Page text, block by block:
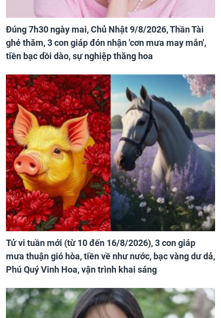
Đúng 7h30 ngày mai, Chủ Nhật 9/8/2026, Thần Tài
ghé thăm, 3 con giáp đón nhận 'cơn mưa may mắn',
tiền bạc dồi dào, sự nghiệp thăng hoa
Tử vi tuần mới (từ 10 đến 16/8/2026), 3 con giáp
mưa thuận gió hòa, tiền về như nước, bạc vàng dư dả,
Phú Quý Vinh Hoa, vận trình khai sáng